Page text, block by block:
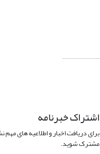
اشتراک خبرنامه
برای دریافت اخبار و اطلاعیه های
مشترک شوید.